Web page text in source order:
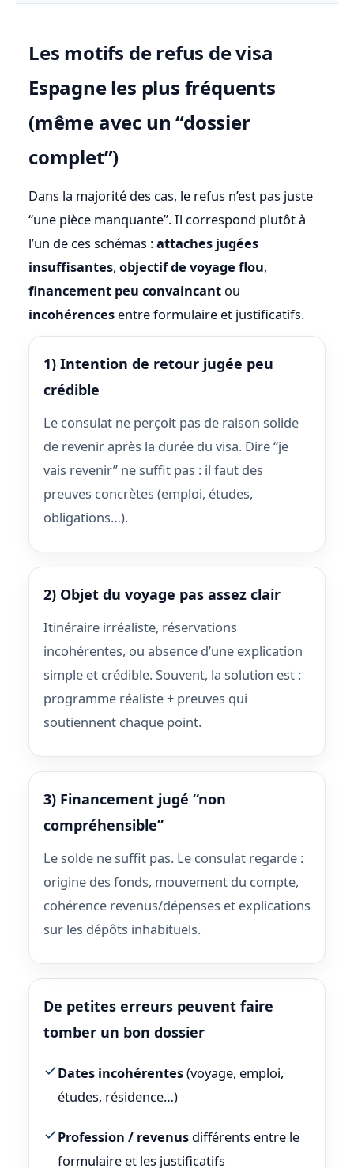
Les motifs de refus de visa
Espagne les plus fréquents
(même avec un “dossier
complet”)
Dans la majorité des cas, le refus n’est pas juste
“une pièce manquante”. Il correspond plutôt à
l’un de ces schémas :attaches jugées
insuffisantes, objectif de voyage flou,
financement peu convaincant ou
incohérences entre formulaire et justificatifs.
1) Intention de retour jugée peu
crédible
Le consulat ne perçoit pas de raison solide
de revenir après la durée du visa. Dire “je
vais revenir” ne suffit pas : il faut des
preuves concrètes (emploi, études,
obligations…).
2) Objet du voyage pas assez clair
Itinéraire irréaliste, réservations
incohérentes, ou absence d’une explication
simple et crédible. Souvent, la solution est :
programme réaliste + preuves qui
soutiennent chaque point.
3) Financement jugé “non
compréhensible”
Le solde ne suffit pas. Le consulat regarde :
origine des fonds, mouvement du compte,
cohérence revenus/dépenses et explications
sur les dépôts inhabituels.
De petites erreurs peuvent faire
tomber un bon dossier
Dates incohérentes(voyage, emploi,
études, résidence…)
Profession / revenus différents entre le
formulaire et les justificatifs